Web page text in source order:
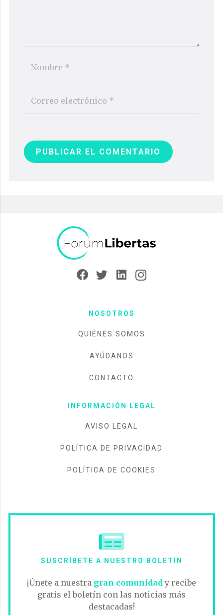
PUBLICAR EL COMENTARIO
NOSOTROS
QUIÉNES SOMOS
AYÚDANOS
CONTACTO
INFORMACIÓN LEGAL
AVISO LEGAL
POLÍTICA DE PRIVACIDAD
POLÍTICA DE COOKIES
SUSCRÍBETE A NUESTRO BOLETÍN
¡Únete a nuestra gran comunidady recibe
gratis el boletín con las noticias más
destacadas!